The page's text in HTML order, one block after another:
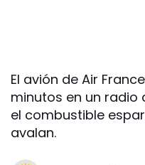
El avión de Air
minutos en un radio
el combustible
avalan.